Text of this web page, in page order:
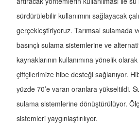
sürdürülebilir kullanımını sağlayacak
gerçekleştiriyoruz. Tarımsal sulamada
basınçlı sulama sistemlerine ve
kaynaklarının kullanımına yönelik olarak
çiftçilerimize hibe desteği sağlanıyor.
yüzde 70’e varan oranlara yükseltildi.
sulama sistemlerine dönüştürülüyor.
sistemleri yaygınlaştırılıyor.